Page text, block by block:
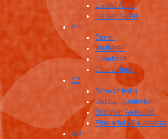
Liestal Adler
Liestal Saner
BS
Saner
Wettstein
Leonhard
Chrüterhüsli
SZ
Schwyz Imlig
Goldau Apotheke
Brunnen Aeskulap
Einsiedeln Paracelsus
SO